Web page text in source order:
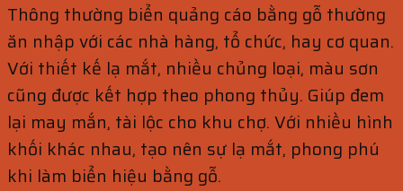
Thông thường biển quảng cáo bằng gỗ thường
ăn nhập với các nhà hàng, tổ chức, hay cơ quan.
Với thiết kế lạ mắt, nhiều chủng loại, màu sơn
cũng được kết hợp theo phong thủy. Giúp đem
lại may mắn, tài lộc cho khu chợ. Với nhiều hình
khối khác nhau, tạo nên sự lạ mắt, phong phú
khi làm biển hiệu bằng gỗ.